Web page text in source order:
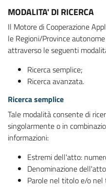
MODALITA' DI RICERCA
Il Motore di Cooperazione
le Regioni/Province
attraverso le seguenti
Ricerca semplice;
Ricerca avanzata.
Ricerca semplice
Tale modalità consente di
singolarmente o in
informazioni:
Estremi dell'atto:
Denominazione
Parole nel titolo e/o nel